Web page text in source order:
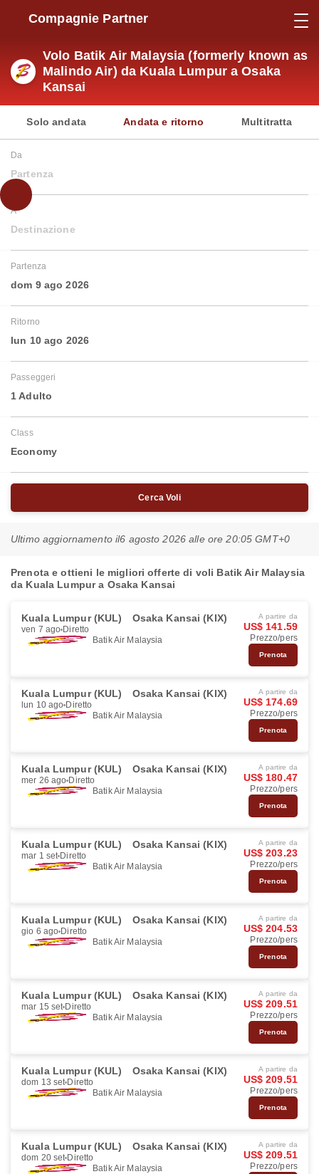
Compagnie Partner
Volo Batik Air Malaysia (formerly known as
Malindo Air) da Kuala Lumpur a Osaka
Kansai
Solo andata Andata e ritorno Multitratta
Da
Partenza
A
Destinazione
Partenza
dom 9 ago 2026
Ritorno
lun 10 ago 2026
Passeggeri
1 Adulto
Class
Economy
Cerca Voli
Ultimo aggiornamento il6 agosto 2026 alle ore 20:05 GMT+0
Prenota e ottieni le migliori offerte di voli Batik Air Malaysia
da Kuala Lumpur a Osaka Kansai
Kuala Lumpur (KUL) Osaka Kansai (KIX)
ven 7 ago Diretto
Batik Air Malaysia
A partire da
US$ 141.59
Prezzo/pers
Prenota
Kuala Lumpur (KUL) Osaka Kansai (KIX)
lun 10 ago Diretto
Batik Air Malaysia
A partire da
US$ 174.69
Prezzo/pers
Prenota
Kuala Lumpur (KUL) Osaka Kansai (KIX)
mer 26 ago Diretto
Batik Air Malaysia
A partire da
US$ 180.47
Prezzo/pers
Prenota
Kuala Lumpur (KUL) Osaka Kansai (KIX)
mar 1 set Diretto
Batik Air Malaysia
A partire da
US$ 203.23
Prezzo/pers
Prenota
Kuala Lumpur (KUL) Osaka Kansai (KIX)
gio 6 ago Diretto
Batik Air Malaysia
A partire da
US$ 204.53
Prezzo/pers
Prenota
Kuala Lumpur (KUL) Osaka Kansai (KIX)
mar 15 set Diretto
Batik Air Malaysia
A partire da
US$ 209.51
Prezzo/pers
Prenota
Kuala Lumpur (KUL) Osaka Kansai (KIX)
dom 13 set Diretto
Batik Air Malaysia
A partire da
US$ 209.51
Prezzo/pers
Prenota
Kuala Lumpur (KUL) Osaka Kansai (KIX)
dom 20 set Diretto
Batik Air Malaysia
A partire da
US$ 209.51
Prezzo/pers